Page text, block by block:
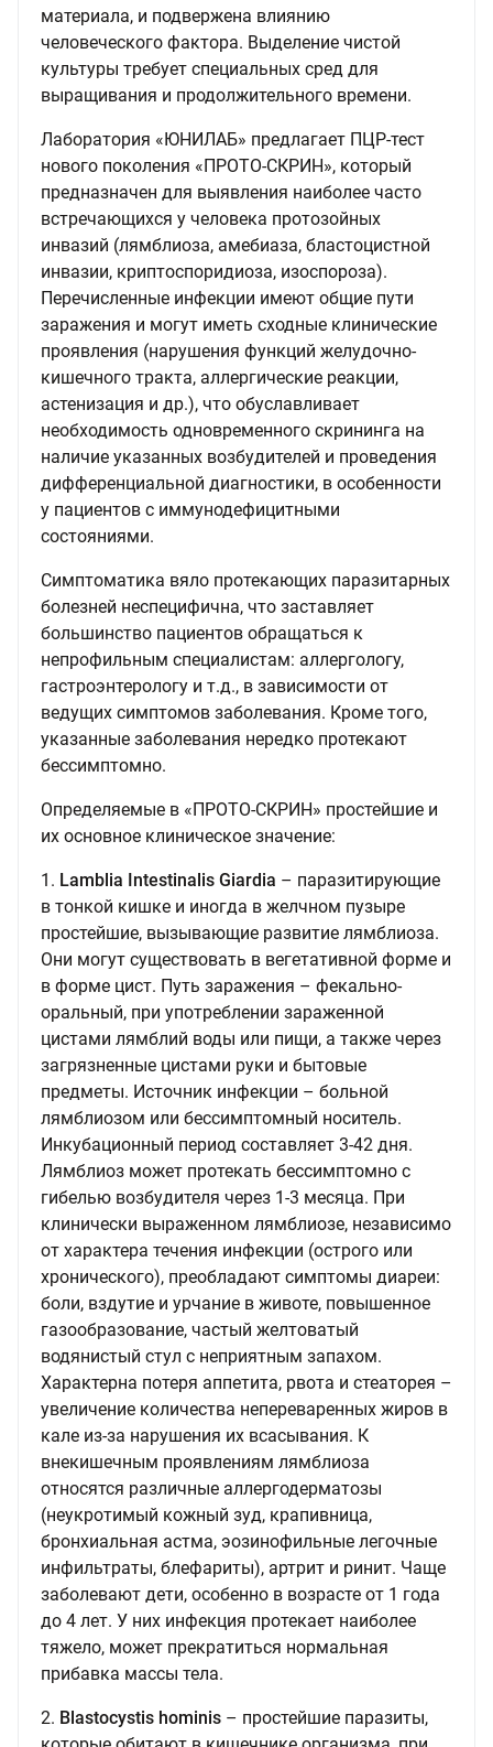
материала, и подвержена влиянию
человеческого фактора. Выделение чистой
культуры требует специальных сред для
выращивания и продолжительного времени.
Лаборатория «ЮНИЛАБ» предлагает ПЦР-тест
нового поколения «ПРОТО-СКРИН», который
предназначен для выявления наиболее часто
встречающихся у человека протозойных
инвазий (лямблиоза, амебиаза, бластоцистной
инвазии, криптоспоридиоза, изоспороза).
Перечисленные инфекции имеют общие пути
заражения и могут иметь сходные клинические
проявления (нарушения функций желудочно-
кишечного тракта, аллергические реакции,
астенизация и др.), что обуславливает
необходимость одновременного скрининга на
наличие указанных возбудителей и проведения
дифференциальной диагностики, в особенности
у пациентов с иммунодефицитными
состояниями.
Симптоматика вяло протекающих паразитарных
болезней неспецифична, что заставляет
большинство пациентов обращаться к
непрофильным специалистам: аллергологу,
гастроэнтерологу и т.д., в зависимости от
ведущих симптомов заболевания. Кроме того,
указанные заболевания нередко протекают
бессимптомно.
Определяемые в «ПРОТО-СКРИН» простейшие и
их основное клиническое значение:
1. Lamblia Intestinalis Giardia – паразитирующие
в тонкой кишке и иногда в желчном пузыре
простейшие, вызывающие развитие лямблиоза.
Они могут существовать в вегетативной форме и
в форме цист. Путь заражения – фекально-
оральный, при употреблении зараженной
цистами лямблий воды или пищи, а также через
загрязненные цистами руки и бытовые
предметы. Источник инфекции – больной
лямблиозом или бессимптомный носитель.
Инкубационный период составляет 3-42 дня.
Лямблиоз может протекать бессимптомно с
гибелью возбудителя через 1-3 месяца. При
клинически выраженном лямблиозе, независимо
от характера течения инфекции (острого или
хронического), преобладают симптомы диареи:
боли, вздутие и урчание в животе, повышенное
газообразование, частый желтоватый
водянистый стул с неприятным запахом.
Характерна потеря аппетита, рвота и стеаторея –
увеличение количества непереваренных жиров в
кале из-за нарушения их всасывания. К
внекишечным проявлениям лямблиоза
относятся различные аллергодерматозы
(неукротимый кожный зуд, крапивница,
бронхиальная астма, эозинофильные легочные
инфильтраты, блефариты), артрит и ринит. Чаще
заболевают дети, особенно в возрасте от 1 года
до 4 лет. У них инфекция протекает наиболее
тяжело, может прекратиться нормальная
прибавка массы тела.
2. Blastocystis hominis – простейшие паразиты,